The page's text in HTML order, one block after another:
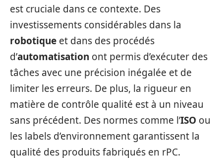
est cruciale dans ce contexte. Des
investissements considérables dans la
robotique et dans des procédés
d’automatisation ont permis d’exécuter des
tâches avec une précision inégalée et de
limiter les erreurs. De plus, la rigueur en
matière de contrôle qualité est à un niveau
sans précédent. Des normes comme l’ISO ou
les labels d’environnement garantissent la
qualité des produits fabriqués en rPC.